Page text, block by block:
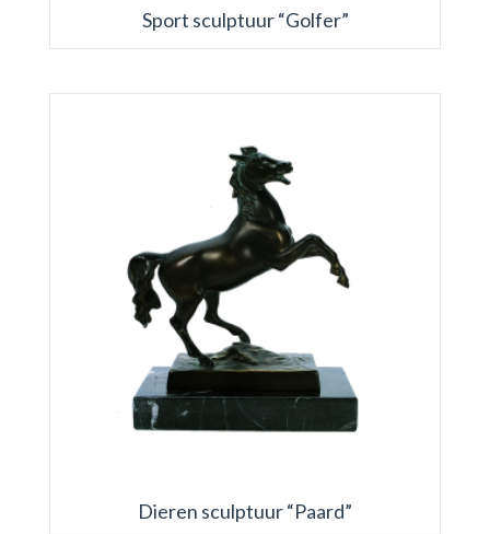
Sport sculptuur “Golfer”
Dieren sculptuur “Paard”